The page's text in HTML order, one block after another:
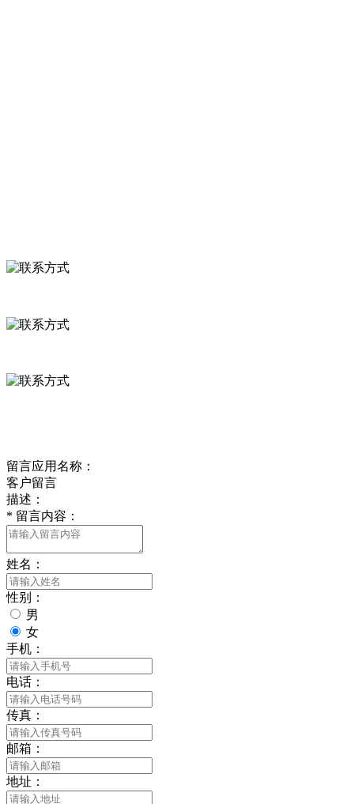
留言应用名称：
客户留言
描述：
* 留言内容：
姓名：
性别：
男
女
手机：
电话：
传真：
邮箱：
地址：